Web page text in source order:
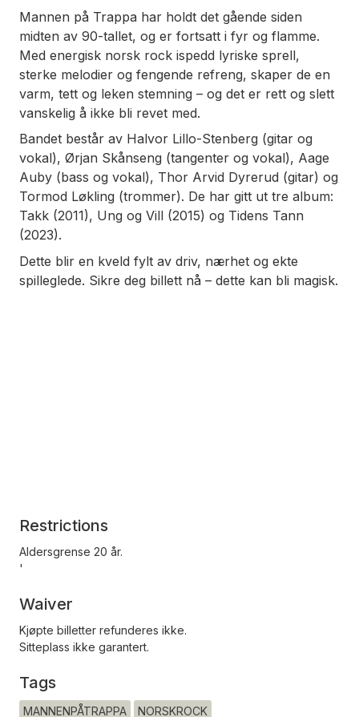
Mannen på Trappa har holdt det gående siden
midten av 90-tallet, og er fortsatt i fyr og flamme.
Med energisk norsk rock ispedd lyriske sprell,
sterke melodier og fengende refreng, skaper de en
varm, tett og leken stemning – og det er rett og slett
vanskelig å ikke bli revet med.
Bandet består av Halvor Lillo-Stenberg (gitar og
vokal), Ørjan Skånseng (tangenter og vokal), Aage
Auby (bass og vokal), Thor Arvid Dyrerud (gitar) og
Tormod Løkling (trommer). De har gitt ut tre album:
Takk (2011), Ung og Vill (2015) og Tidens Tann
(2023).
Dette blir en kveld fylt av driv, nærhet og ekte
spilleglede. Sikre deg billett nå – dette kan bli magisk.
Restrictions
Aldersgrense 20 år.
'
Waiver
Kjøpte billetter refunderes ikke.
Sitteplass ikke garantert.
Tags
MANNENPÅTRAPPA NORSKROCK